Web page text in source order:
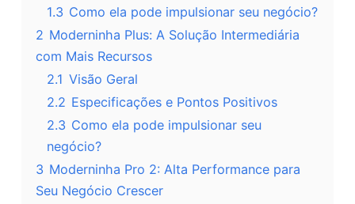
1.3 Como ela pode impulsionar seu negócio?
2 Moderninha Plus: A Solução Intermediária
com Mais Recursos
2.1 Visão Geral
2.2 Especificações e Pontos Positivos
2.3 Como ela pode impulsionar seu
negócio?
3 Moderninha Pro 2: Alta Performance para
Seu Negócio Crescer